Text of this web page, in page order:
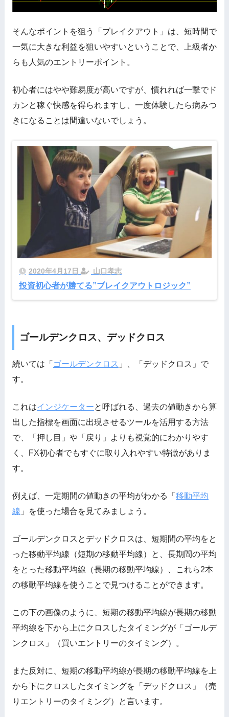
そんなポイントを狙う「ブレイクアウト」は、短時間で
一気に大きな利益を狙いやすいということで、上級者か
らも人気のエントリーポイント。
初心者にはやや難易度が高いですが、慣れれば一撃でド
カンと稼ぐ快感を得られますし、一度体験したら病みつ
きになることは間違いないでしょう。
2020年4月17日 山口孝志
投資初心者が勝てる”ブレイクアウトロジック”
ゴールデンクロス、デッドクロス
続いては「 ゴールデンクロス 」、「デッドクロス」で
す。
これはインジケーターと呼ばれる、過去の値動きから算
出した指標を画面に出現させるツールを活用する方法
で、「押し目」や「戻り」よりも視覚的にわかりやす
く、FX初心者でもすぐに取り入れやすい特徴がありま
す。
例えば、一定期間の値動きの平均がわかる「 移動平均
線 」を使った場合を見てみましょう。
ゴールデンクロスとデッドクロスは、短期間の平均をと
った移動平均線（短期の移動平均線）と、長期間の平均
をとった移動平均線（長期の移動平均線）、これら2本
の移動平均線を使うことで見つけることができます。
この下の画像のように、短期の移動平均線が長期の移動
平均線を下から上にクロスしたタイミングが「ゴールデ
ンクロス」（買いエントリーのタイミング）。
また反対に、短期の移動平均線が長期の移動平均線を上
から下にクロスしたタイミングを「デッドクロス」（売
りエントリーのタイミング）と言います。